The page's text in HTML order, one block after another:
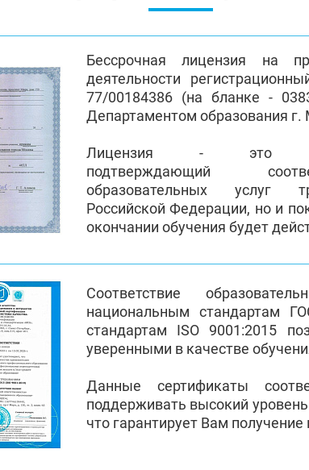
Бессрочная лицензия на
деятельности
77/00184386 (на бланке -
Департаментом образования
Лицензия - это
подтверждающий
образовательных услуг
Российской Федерации, но и
окончании обучения будет
Соответствие
национальным стандартам
стандартам ISO 9001:2015
уверенными в качестве
Данные сертификаты
поддерживать высокий
что гарантирует Вам